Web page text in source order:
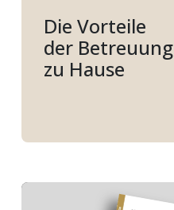
Die Vorteile
der Betreuung
zu Hause